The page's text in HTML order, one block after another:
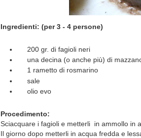
Ingredienti: (per 3 - 4 persone)
200 gr. di fagioli neri
una decina (o anche più) di
1 rametto di rosmarino
sale
olio evo
Procedimento:
Sciacquare i fagioli e metterli in ammollo in
Il giorno dopo metterli in acqua fredda e